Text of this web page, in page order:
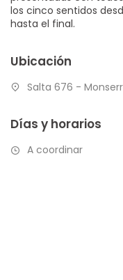
los cinco sentidos
hasta el final.
Ubicación
Salta 676 -
Días y horarios
A coordinar